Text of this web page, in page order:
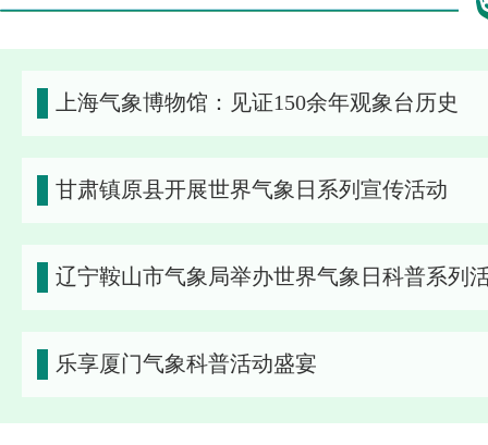
上海气象博物馆：见证150余年观象台历史
甘肃镇原县开展世界气象日系列宣传活动
辽宁鞍山市气象局举办世界气象日科普系列
乐享厦门气象科普活动盛宴